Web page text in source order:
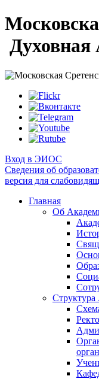
Духовная
Вход в ЭИОС
Сведения об
версия для
Главная
Об